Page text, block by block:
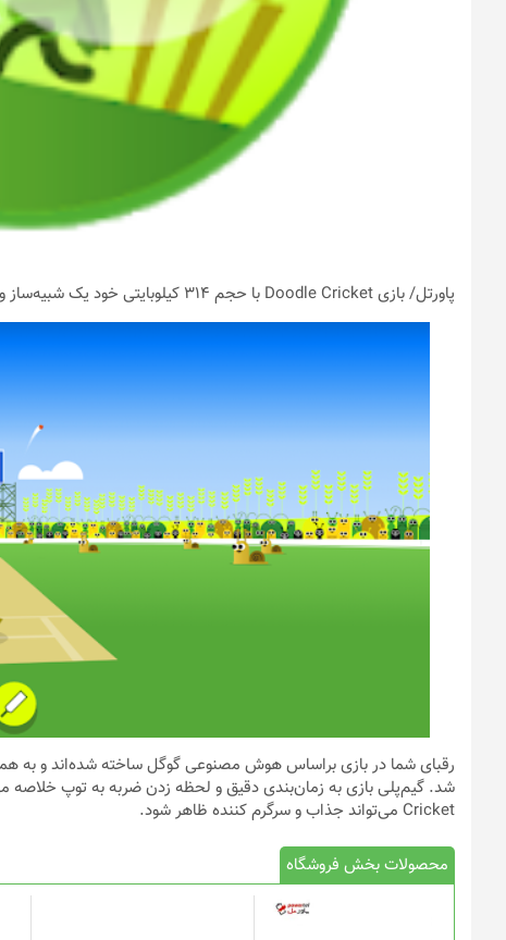
پاورتل/ بازی Doodle Cricket با حجم ۳۱۴ کیلوبایتی خود یک شبیه‌ساز ورزش کریکت است.
رقبای شما در بازی براساس هوش مصنوعی گوگل ساخته شده‌اند و به
Cricket می‌تواند جذاب و سرگرم کننده ظاهر شود.
محصولات بخش فروشگاه